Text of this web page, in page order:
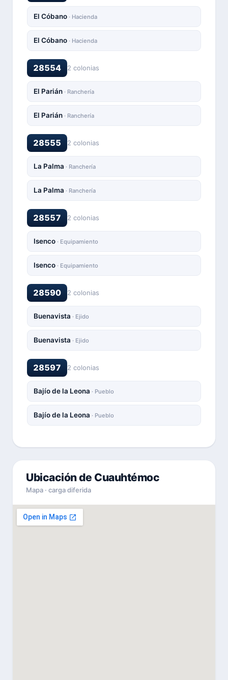
El Cóbano · Hacienda
El Cóbano · Hacienda
28554 2 colonias
El Parián · Ranchería
El Parián · Ranchería
28555 2 colonias
La Palma · Ranchería
La Palma · Ranchería
28557 2 colonias
Isenco · Equipamiento
Isenco · Equipamiento
28590 2 colonias
Buenavista · Ejido
Buenavista · Ejido
28597 2 colonias
Bajío de la Leona · Pueblo
Bajío de la Leona · Pueblo
Ubicación de Cuauhtémoc
Mapa · carga diferida